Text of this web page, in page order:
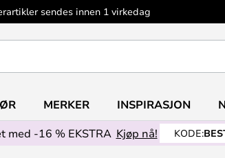
sendes innen 1 virkedag
MERKER INSPIRASJON
med -16 % EKSTRA Kjøp nå! KODE: